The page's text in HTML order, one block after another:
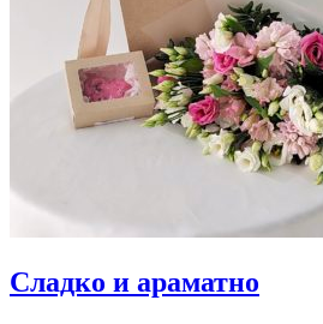
Сладко и араматно